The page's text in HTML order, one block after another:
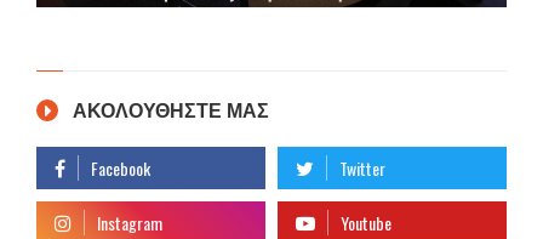
ΑΚΟΛΟΥΘΗΣΤΕ ΜΑΣ